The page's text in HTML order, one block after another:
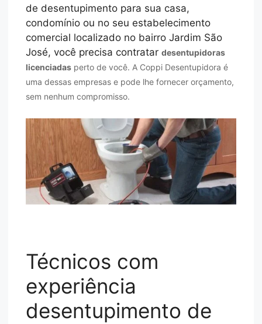
de desentupimento para sua casa,
condomínio ou no seu estabelecimento
comercial localizado no bairro Jardim São
José, você precisa contratardesentupidoras
licenciadas perto de você. A Coppi Desentupidora é
uma dessas empresas e pode lhe fornecer orçamento,
sem nenhum compromisso.
Técnicos com
experiência
desentupimento de